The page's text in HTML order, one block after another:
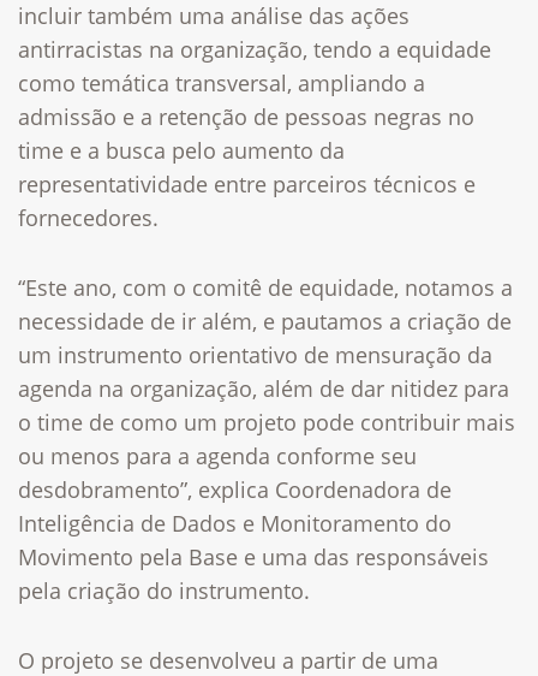
incluir também uma análise das ações
antirracistas na organização, tendo a equidade
como temática transversal, ampliando a
admissão e a retenção de pessoas negras no
time e a busca pelo aumento da
representatividade entre parceiros técnicos e
fornecedores.​
“Este ano, com o comitê de equidade, notamos a
necessidade de ir além, e pautamos a criação de
um instrumento orientativo de mensuração da
agenda na organização, além de dar nitidez para
o time de como um projeto pode contribuir mais
ou menos para a agenda conforme seu
desdobramento”, explica Coordenadora de
Inteligência de Dados e Monitoramento do
Movimento pela Base e uma das responsáveis
pela criação do instrumento.
O projeto se desenvolveu a partir de uma